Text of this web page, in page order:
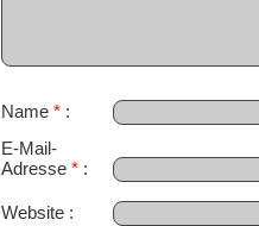
Name *
E-Mail-
Adresse *
Website